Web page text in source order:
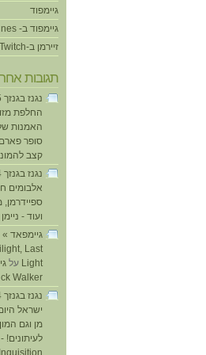
גיימפוד
גיימפוד ב- iTunes
זיירמן ב-Twitch
תגובות
החלפת
האמנות
סופר פארם
קצב
אלבומים
ועוד - ניימן
Last
Light על
Walker
ישראל
מן וגם
לעיתונים! -